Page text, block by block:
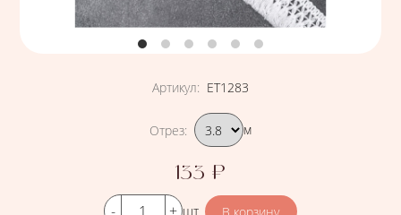
Артикул: ЕТ1283
Подобрать вариант
Отрез: м
Цена
133 ₽
Кол-во шт